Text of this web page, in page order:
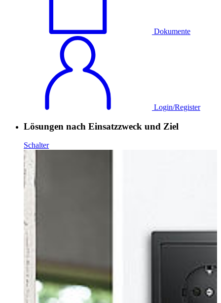
Dokumente
Login/Register
Lösungen nach Einsatzzweck und Ziel
Schalter